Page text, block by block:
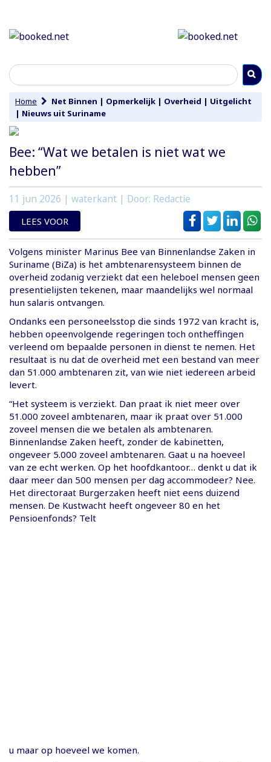
Home Net Binnen | Opmerkelijk | Overheid | Uitgelicht
| Nieuws uit Suriname
Bee: “Wat we betalen is niet wat we
hebben”
11 jun 2026 | waterkant | Door: Redactie
LEES VOOR
Volgens minister Marinus Bee van Binnenlandse Zaken in
Suriname (BiZa) is het ambtenarensysteem binnen de
overheid zodanig verziekt dat een heleboel mensen geen
presentielijsten tekenen, maar maandelijks wel normaal
hun salaris ontvangen.
Ondanks een personeelsstop die sinds 1972 van kracht is,
hebben opeenvolgende regeringen toch ontheffingen
verleend om bepaalde personen in dienst te nemen. Het
resultaat is nu dat de overheid met een bestand van meer
dan 51.000 ambtenaren zit, van wie niet iedereen arbeid
levert.
“Het systeem is verziekt. Dan praat ik niet meer over
51.000 zoveel ambtenaren, maar ik praat over 51.000
zoveel mensen die we betalen als ambtenaren.
Binnenlandse Zaken heeft, zonder de kabinetten,
ongeveer 5.000 zoveel ambtenaren. Gaat u na hoeveel
van ze echt werken. Op het hoofdkantoor… denkt u dat ik
daar meer dan 500 mensen per dag accommodeer? Nee.
Het directoraat Burgerzaken heeft niet eens duizend
mensen. De Kustwacht heeft ongeveer 80 en het
Pensioenfonds? Telt
u maar op hoeveel we komen.